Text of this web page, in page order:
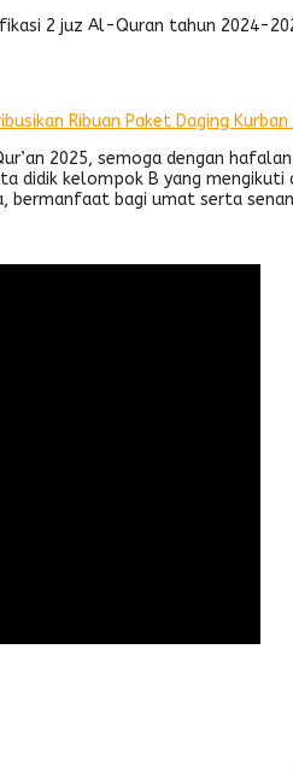
2 juz Al-Quran tahun 2024-
Ribuan Paket Daging Kurban
2025, semoga dengan
didik kelompok B yang
bermanfaat bagi umat serta